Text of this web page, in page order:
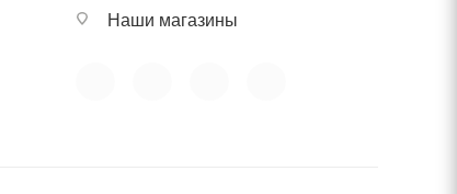
Наши магазины